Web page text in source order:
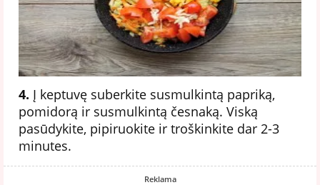
4. Į keptuvę suberkite susmulkintą papriką,
pomidorą ir susmulkintą česnaką. Viską
pasūdykite, pipiruokite ir troškinkite dar 2-3
minutes.
Reklama